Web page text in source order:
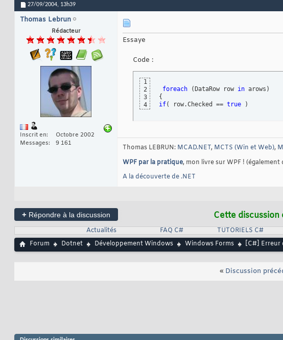
27/09/2004, 13h39
Thomas Lebrun
Rédacteur
Inscrit en
Octobre 2002
Messages
9 161
Essaye
Code :
1
2
3
4
foreach ( DataRow row in arows )
{
if( row.Checked == true )
Thomas LEBRUN: MCAD.NET, MCTS (Win et Web),
WPF par la pratique, mon livre sur WPF ! (également
A la découverte de .NET
+ Répondre à la discussion Cette discussion
Actualités FAQ C# TUTORIELS C#
Forum
Dotnet Développement Windows Windows Forms [C#] Erreur
« Discussion